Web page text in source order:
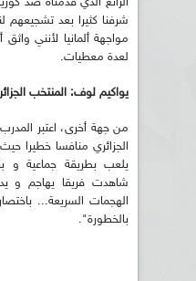
شرفنا كثيرا بعد
مواجهة ألمانيا لأنني
لعدة معطيات.
يواكيم لوف: المنتخب
من جهة أخرى، اعتبر
الجزائري منافسا خطيرا
يلعب بطريقة جماعية و
شاهدت فريقا يهاجم و
الهجمات السريعة...
بالخطورة".